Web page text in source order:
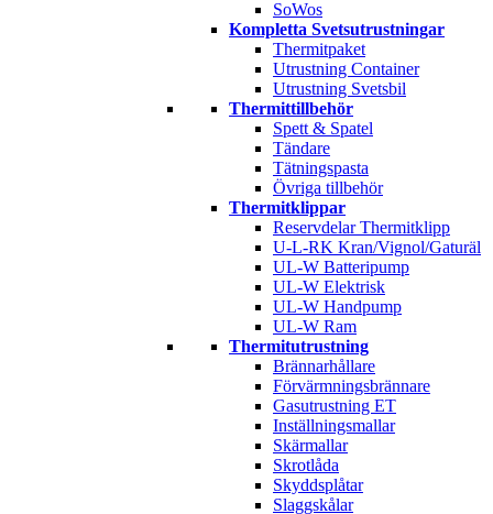
SoWos
Kompletta Svetsutrustningar
Thermitpaket
Utrustning Container
Utrustning Svetsbil
Thermittillbehör
Spett & Spatel
Tändare
Tätningspasta
Övriga tillbehör
Thermitklippar
Reservdelar Thermitklipp
U-L-RK Kran/Vignol/Gaturäl
UL-W Batteripump
UL-W Elektrisk
UL-W Handpump
UL-W Ram
Thermitutrustning
Brännarhållare
Förvärmningsbrännare
Gasutrustning ET
Inställningsmallar
Skärmallar
Skrotlåda
Skyddsplåtar
Slaggskålar